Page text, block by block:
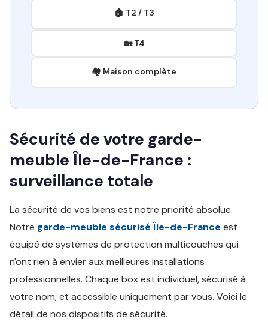
🏠 T2 / T3
🏡 T4
🏘️ Maison complète
Sécurité de votre garde-
meuble Île-de-France :
surveillance totale
La sécurité de vos biens est notre priorité absolue.
Notre garde-meuble sécurisé Île-de-France est
équipé de systèmes de protection multicouches qui
n'ont rien à envier aux meilleures installations
professionnelles. Chaque box est individuel, sécurisé à
votre nom, et accessible uniquement par vous. Voici le
détail de nos dispositifs de sécurité.